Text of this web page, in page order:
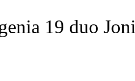
19 duo